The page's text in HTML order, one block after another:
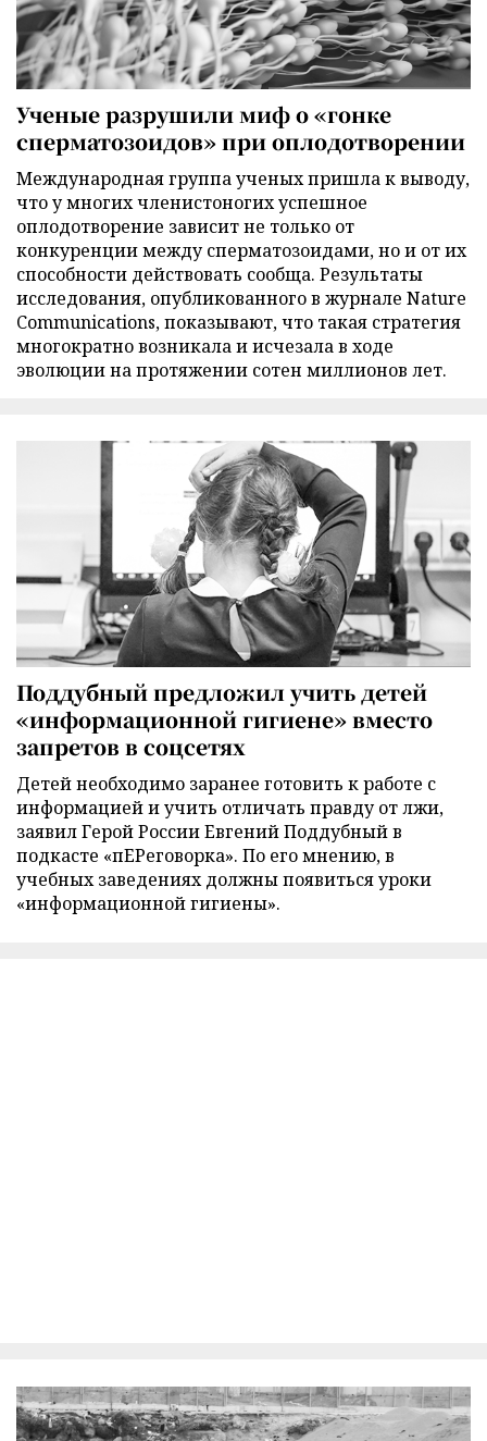
Ученые разрушили миф о «гонке
сперматозоидов» при оплодотворении
Международная группа ученых пришла к выводу,
что у многих членистоногих успешное
оплодотворение зависит не только от
конкуренции между сперматозоидами, но и от их
способности действовать сообща. Результаты
исследования, опубликованного в журнале Nature
Communications, показывают, что такая стратегия
многократно возникала и исчезала в ходе
эволюции на протяжении сотен миллионов лет.
Поддубный предложил учить детей
«информационной гигиене» вместо
запретов в соцсетях
Детей необходимо заранее готовить к работе с
информацией и учить отличать правду от лжи,
заявил Герой России Евгений Поддубный в
подкасте «пЕРеговорка». По его мнению, в
учебных заведениях должны появиться уроки
«информационной гигиены».